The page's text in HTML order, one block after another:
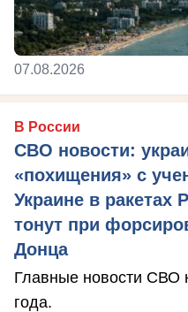
07.08.2026
В России
СВО новости:
«похищения» с
Украине в ракетах
тонут при
Донца
Главные новости СВО
года.